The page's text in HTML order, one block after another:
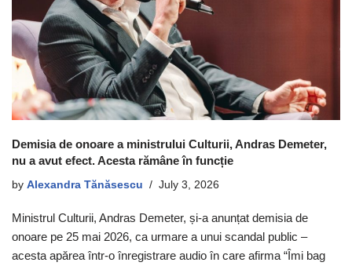
Demisia de onoare a ministrului Culturii, Andras Demeter,
nu a avut efect. Acesta rămâne în funcție
by Alexandra Tănăsescu July 3, 2026
Ministrul Culturii, Andras Demeter, și-a anunțat demisia de
onoare pe 25 mai 2026, ca urmare a unui scandal public –
acesta apărea într-o înregistrare audio în care afirma “Îmi bag